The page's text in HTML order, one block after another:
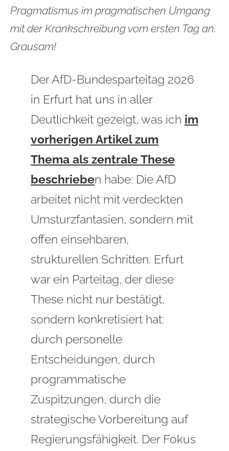
Pragmatismus im pragmatischen Umgang
mit der Krankschreibung vom ersten Tag an.
Grausam!
Der AfD‑Bundesparteitag 2026
in Erfurt hat uns in aller
Deutlichkeit gezeigt, was ich im
vorherigen Artikel zum
Thema als zentrale These
beschrieben habe: Die AfD
arbeitet nicht mit verdeckten
Umsturzfantasien, sondern mit
offen einsehbaren,
strukturellen Schritten. Erfurt
war ein Parteitag, der diese
These nicht nur bestätigt,
sondern konkretisiert hat:
durch personelle
Entscheidungen, durch
programmatische
Zuspitzungen, durch die
strategische Vorbereitung auf
Regierungsfähigkeit. Der Fokus